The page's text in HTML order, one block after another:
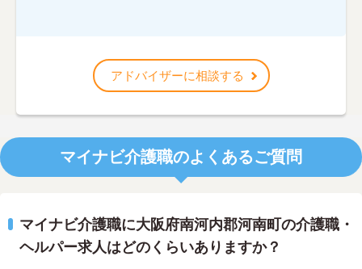
アドバイザーに相談する
マイナビ介護職のよくあるご質問
マイナビ介護職に大阪府南河内郡河南町の介護職・
ヘルパー求人はどのくらいありますか？